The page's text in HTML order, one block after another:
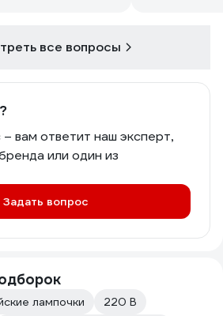
все вопросы
вам ответит наш эксперт,
или один из
Задать вопрос
лампочки
220 В